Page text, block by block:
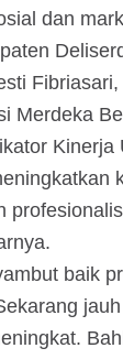
dan
Merdeka
baik